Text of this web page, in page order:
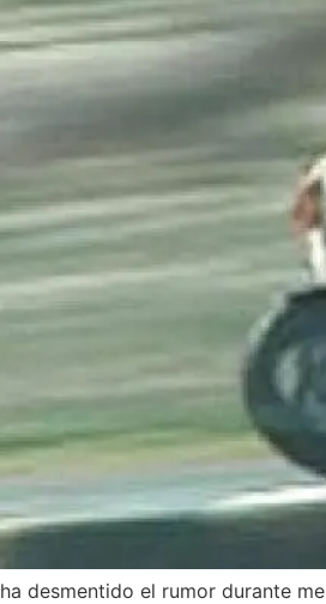
ha desmentido el rumor durante